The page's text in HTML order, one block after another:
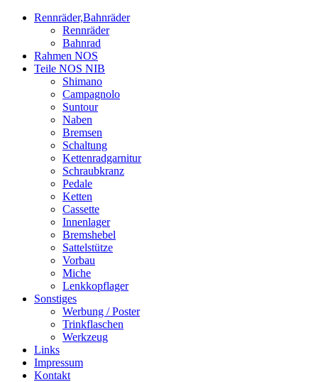
Rennräder,Bahnräder
Rennräder
Bahnrad
Rahmen NOS
Teile NOS NIB
Shimano
Campagnolo
Suntour
Naben
Bremsen
Schaltung
Kettenradgarnitur
Schraubkranz
Pedale
Ketten
Cassette
Innenlager
Bremshebel
Sattelstütze
Vorbau
Miche
Lenkkopflager
Sonstiges
Werbung / Poster
Trinkflaschen
Werkzeug
Links
Impressum
Kontakt